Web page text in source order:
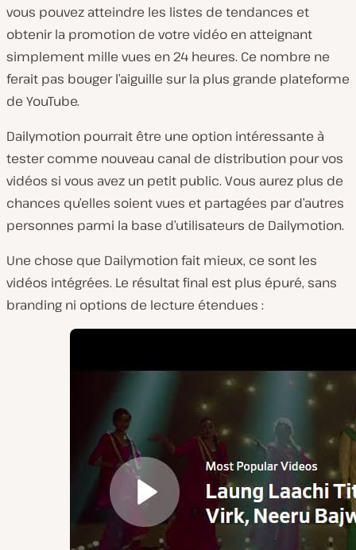
vous pouvez atteindre les listes de tendances et
obtenir la promotion de votre vidéo en atteignant
simplement mille vues en 24 heures. Ce nombre ne
ferait pas bouger l’aiguille sur la plus grande plateforme
de YouTube.
Dailymotion pourrait être une option intéressante à
tester comme nouveau canal de distribution pour vos
vidéos si vous avez un petit public. Vous aurez plus de
chances qu’elles soient vues et partagées par d’autres
personnes parmi la base d’utilisateurs de Dailymotion.
Une chose que Dailymotion fait mieux, ce sont les
vidéos intégrées. Le résultat final est plus épuré, sans
branding ni options de lecture étendues :